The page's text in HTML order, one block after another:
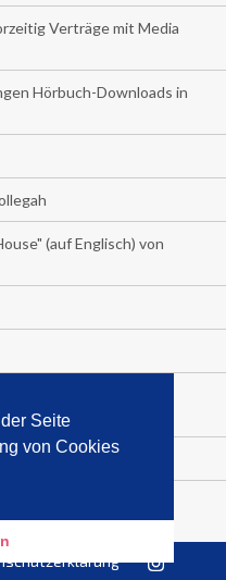
Seite
von Cookies
Verträge mit Media
Hörbuch-Downloads in
(auf Englisch) von
täglich fast 6
1 in Deutschland,